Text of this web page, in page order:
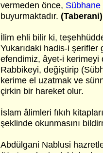
vermeden önce,
buyurmaktadır. (Taberani)
İlim ehli bilir ki,
Yukarıdaki hadis-i
efendimiz, âyet-i kerimeyi
Rabbikeyi, değiştirip
kerime el uzatmak ve
çirkin bir hareket olur.
İslam âlimleri fıkıh
şeklinde okunmasını
Abdülgani Nablusi